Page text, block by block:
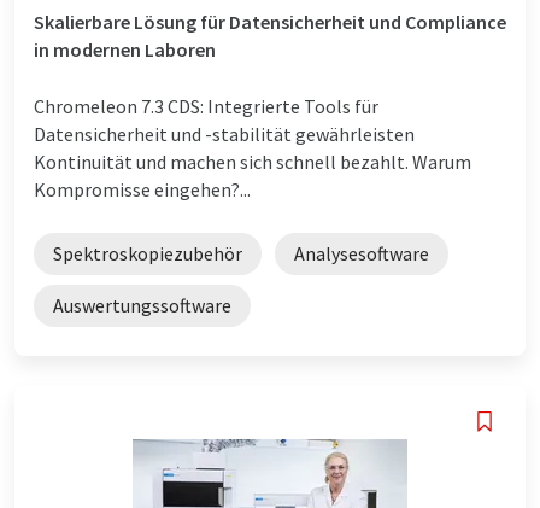
Skalierbare Lösung für Datensicherheit und Compliance
in modernen Laboren
Chromeleon 7.3 CDS: Integrierte Tools für
Datensicherheit und -stabilität gewährleisten
Kontinuität und machen sich schnell bezahlt. Warum
Kompromisse eingehen?...
Spektroskopiezubehör Analysesoftware
Auswertungssoftware